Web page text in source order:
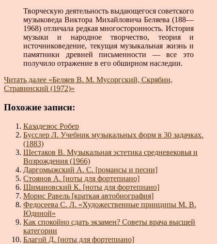
Творческую деятельность выдающегося советского
музыковеда Виктора Михайловича Беляева (188—
1968) отличала редкая многосторонность. История
музыки и народное творчество, теория и
источниковедение, текущая музыкальная жизнь и
памятники древней письменности — все это
получило отражение в его обширном наследии.
Читать далее «Беляев В. М. Мусоргский, Скрябин,
Стравинский (1972)»
Похожие записи:
Казадезюс Робер
Бусслер Л. Учебник музыкальных форм в 30 задачках.
(1883)
Шестаков В. Музыкальная эстетика средневековья и
Возрождения (1966)
Даргомыжский А. С. [романсы и песни]
Стоянов А. [ноты для фортепиано]
Шимановский К. [ноты для фортепиано]
Морис Равель [краткая автобиография]
Федосеева С. Л. «Художественные принципы М. В.
Юдиной»
Как спокойно сдать экзамен? Советы врача высшей
категории
Благой Д. [ноты для фортепиано]